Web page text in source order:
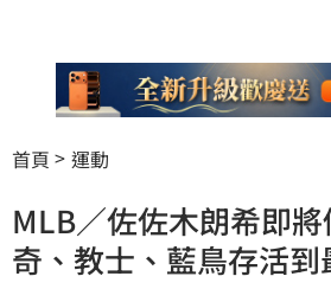
首頁 運動
MLB／佐佐木朗希即
奇、教士、藍鳥存活到